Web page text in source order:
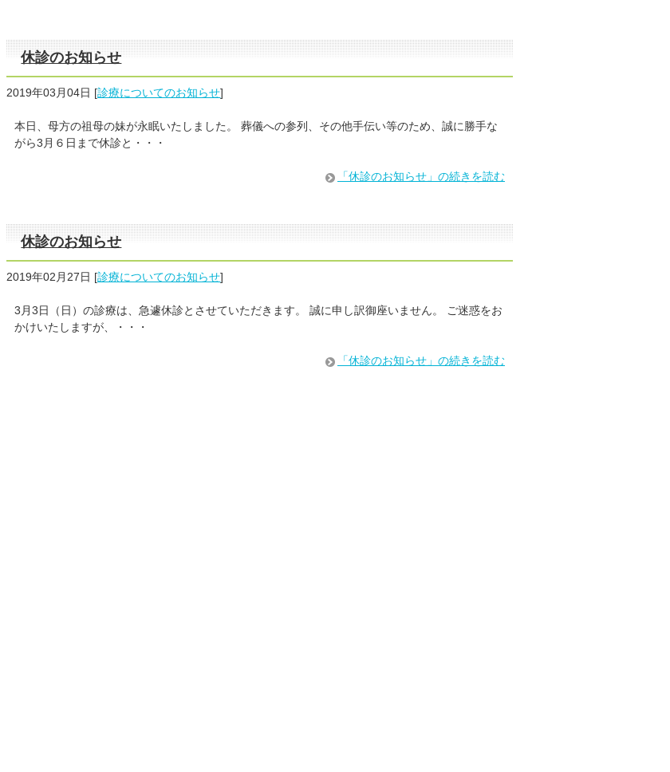
休診のお知らせ
2019年03月04日 [診療についてのお知らせ]
本日、母方の祖母の妹が永眠いたしました。 葬儀への参列、その他手伝い等のため、誠に勝手な
がら3月６日まで休診と・・・
「休診のお知らせ」の続きを読む
休診のお知らせ
2019年02月27日 [診療についてのお知らせ]
3月3日（日）の診療は、急遽休診とさせていただきます。 誠に申し訳御座いません。 ご迷惑をお
かけいたしますが、・・・
「休診のお知らせ」の続きを読む